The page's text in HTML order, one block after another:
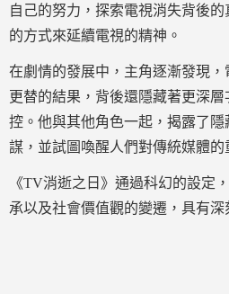
自己的努力，探索電視消失背後
的方式來延續電視的精神。
在劇情的發展中，主角逐漸發現
更替的結果，背後還隱藏著更深
控。他與其他角色一起，揭露了
謀，並試圖喚醒人們對傳統媒體的
《TV消逝之日》通過科幻的設定
承以及社會價值觀的變遷，具有深